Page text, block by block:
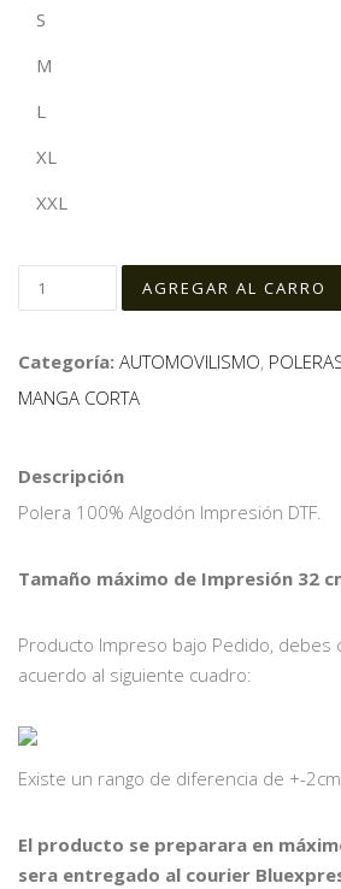
S
M
L
XL
XXL
Categoría: AUTOMOVILISMO,
MANGA CORTA
Descripción
Polera 100% Algodón Impresión DTF.
Tamaño máximo de Impresión 32
Producto Impreso bajo Pedido, debes
acuerdo al siguiente cuadro:
Existe un rango de diferencia de +-2cm
El producto se preparara en
sera entregado al courier